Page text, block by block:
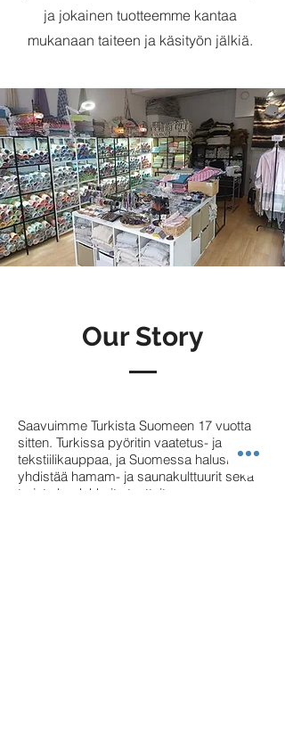
ja jokainen tuotteemme kantaa
mukanaan taiteen ja käsityön jälkiä.
Our Story
Saavuimme Turkista Suomeen 17 vuotta
sitten. Turkissa pyöritin vaatetus- ja
tekstiilikauppaa, ja Suomessa halusin
yhdistää hamam- ja saunakulttuurit sekä
tarjota laadukkaita tuotteita.